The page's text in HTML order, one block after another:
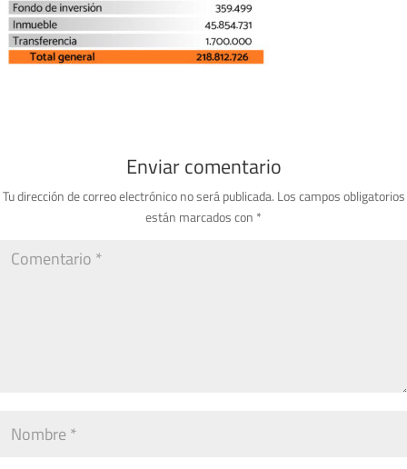
Enviar comentario
Tu dirección de correo electrónico no será publicada. Los campos obligatorios
están marcados con *